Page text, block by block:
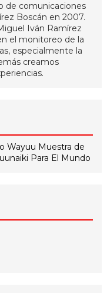
de comunicaciones
Boscán en 2007.
Iván Ramírez
el monitoreo de la
especialmente la
creamos
Wayuu Muestra de
Para El Mundo